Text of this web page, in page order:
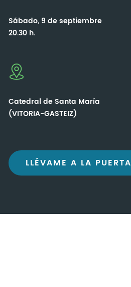
Sábado, 9 de septiembre
20.30 h.
Catedral de Santa María
(VITORIA-GASTEIZ)
LLÉVAME A LA PUERTA